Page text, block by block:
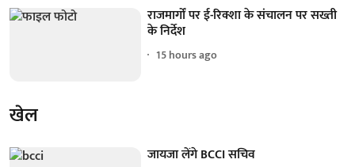
राजमार्गों पर ई-रिक्शा के संचालन पर सख्ती
के निर्देश
15 hours ago
खेल
जायजा लेंगे BCCI सचिव